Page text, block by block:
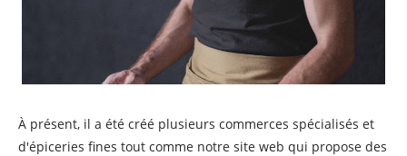
À présent, il a été créé plusieurs commerces spécialisés et
d'épiceries fines tout comme notre site web qui propose des